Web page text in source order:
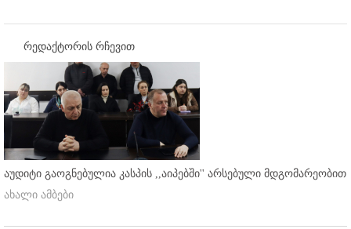
რედაქტორის რჩევით
აუდიტი გაოგნებულია კასპის ,,აიპებში'' არსებული მდგომარეობით
ახალი ამბები